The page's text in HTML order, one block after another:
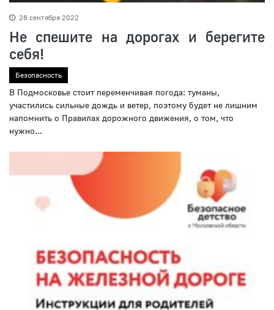
28 сентября 2022
Не спешите на дорогах и берегите
себя!
Безопасность
В Подмосковье стоит переменчивая погода: туманы,
участились сильные дождь и ветер, поэтому будет не лишним
напомнить о Правилах дорожного движения, о том, что
нужно...